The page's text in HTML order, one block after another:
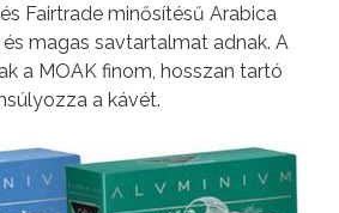
Fairtrade minősítésű Arabica
magas savtartalmat adnak. A
a MOAK finom, hosszan tartó
a kávét.